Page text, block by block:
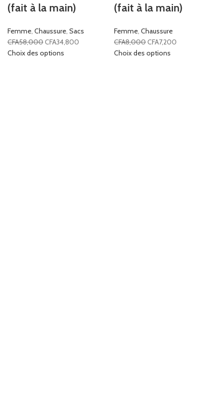
(fait à la main)
Femme Chaussure Sacs
CFA58,000CFA34,800
Choix des options
(fait à la main)
Femme Chaussure
CFA8,000CFA7,200
Choix des options